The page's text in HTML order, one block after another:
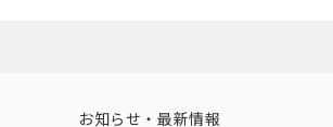
（イギリス
（ノルウェー
お知らせ・最新情報